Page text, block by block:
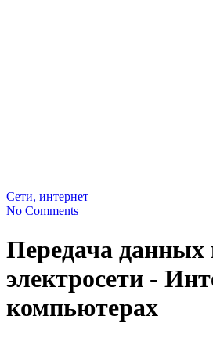
Сети, интернет
No Comments
Передача данных
электросети -
компьютерах